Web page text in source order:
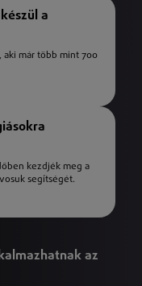
a
már több mint 700
kezdjék meg a
segítségét.
az